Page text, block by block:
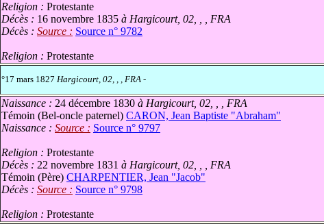
Religion : Protestante
Décès : 16 novembre 1835 à Hargicourt, 02, , , FRA
Décès : Source : Source n° 9782
Religion : Protestante
°17 mars 1827 Hargicourt, 02, , , FRA -
Naissance : 24 décembre 1830 à Hargicourt, 02, , , FRA
Témoin (Bel-oncle paternel) CARON, Jean Baptiste "Abraham"
Naissance : Source : Source n° 9797
Religion : Protestante
Décès : 22 novembre 1831 à Hargicourt, 02, , , FRA
Témoin (Père) CHARPENTIER, Jean "Jacob"
Décès : Source : Source n° 9798
Religion : Protestante